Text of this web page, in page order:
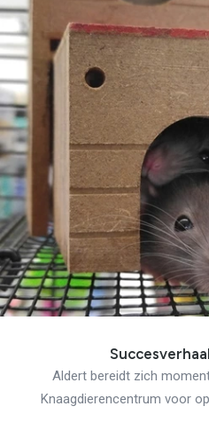
Aldert bereidt zich
Knaagdierencentrum voor